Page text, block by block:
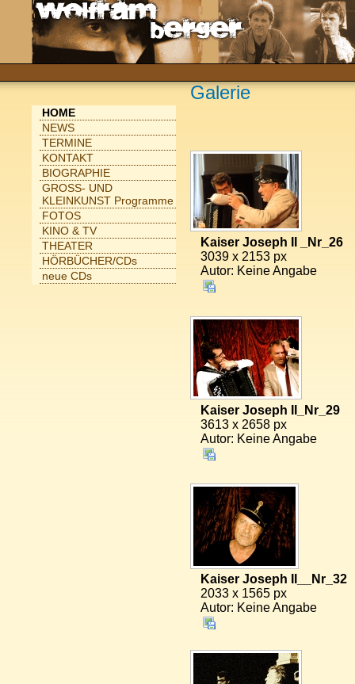
HOME
NEWS
TERMINE
KONTAKT
BIOGRAPHIE
GROSS- UND
KLEINKUNST Programme
FOTOS
KINO & TV
THEATER
HÖRBÜCHER/CDs
neue CDs
Galerie
Kaiser Joseph II _Nr_26
3039 x 2153 px
Autor: Keine Angabe
Kaiser Joseph II_Nr_29
3613 x 2658 px
Autor: Keine Angabe
Kaiser Joseph II__Nr_32
2033 x 1565 px
Autor: Keine Angabe